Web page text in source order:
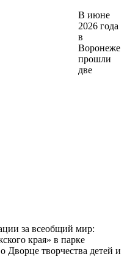
В июне
2026 года
в
Воронеже
прошли
две
за всеобщий мир:
края» в парке
Дворце творчества детей и